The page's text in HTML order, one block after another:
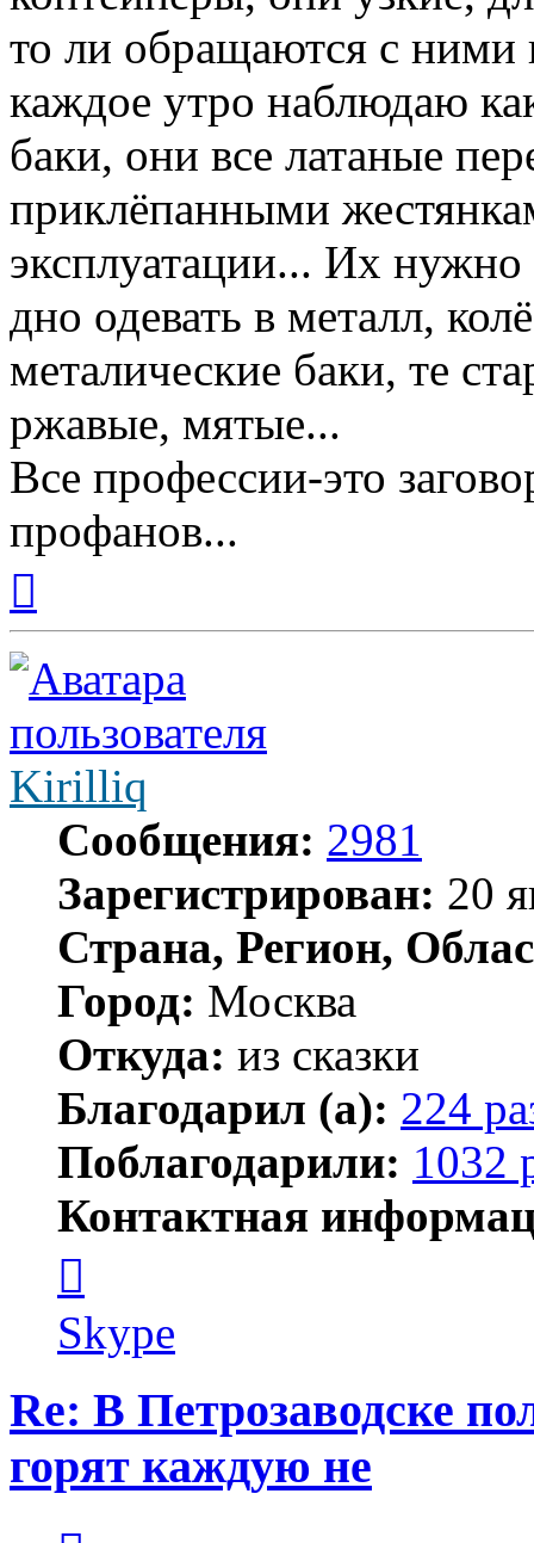
то ли обращаются с ними
каждое утро наблюдаю
баки, они все латаные
приклёпанными
эксплуатации... Их
дно одевать в металл,
металические баки, те
ржавые, мятые...
Все профессии-это
профанов...
началу
Kirilliq
Сообщения: 2981
Зарегистрирован: 20
Страна, Регион,
Город: Москва
Откуда: из сказки
Благодарил (а): 224
Поблагодарили: 1032
Контактная
пользователя
Kirilliq
Skype
Re: В Петрозаводске
горят каждую не